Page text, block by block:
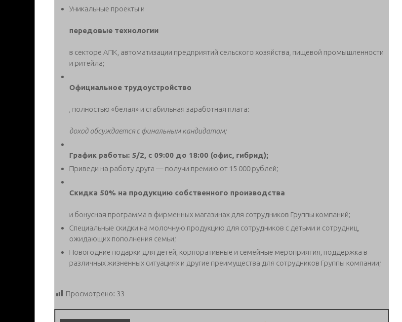
Уникальные проекты и
передовые технологии
в секторе АПК, автоматизации предприятий сельского хозяйства, пищевой промышленности
и ритейла;
Официальное трудоустройство
, полностью «белая» и стабильная заработная плата:
доход обсуждается с финальным кандидатом;
График работы: 5/2, с 09:00 до 18:00 (офис, гибрид);
Приведи на работу друга — получи премию от 15 000 рублей;
Скидка 50% на продукцию собственного производства
и бонусная программа в фирменных магазинах для сотрудников Группы компаний;
Специальные скидки на молочную продукцию для сотрудников с детьми и сотрудниц,
ожидающих пополнения семьи;
Новогодние подарки для детей, корпоративные и семейные мероприятия, поддержка в
различных жизненных ситуациях и другие преимущества для сотрудников Группы компании;
Просмотрено: 33